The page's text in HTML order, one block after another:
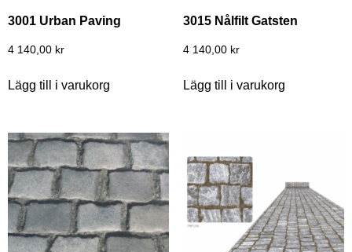
3001 Urban Paving
4 140,00 kr
Lägg till i varukorg
3015 Nålfilt Gatsten
4 140,00 kr
Lägg till i varukorg